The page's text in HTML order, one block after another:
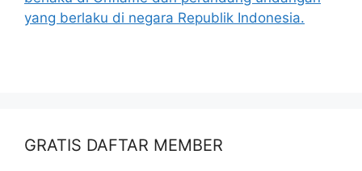
yang berlaku di negara Republik Indonesia.
GRATIS DAFTAR MEMBER